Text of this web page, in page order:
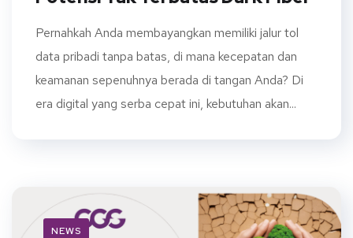
Pernahkah Anda membayangkan memiliki jalur tol
data pribadi tanpa batas, di mana kecepatan dan
keamanan sepenuhnya berada di tangan Anda? Di
era digital yang serba cepat ini, kebutuhan akan...
NEWS